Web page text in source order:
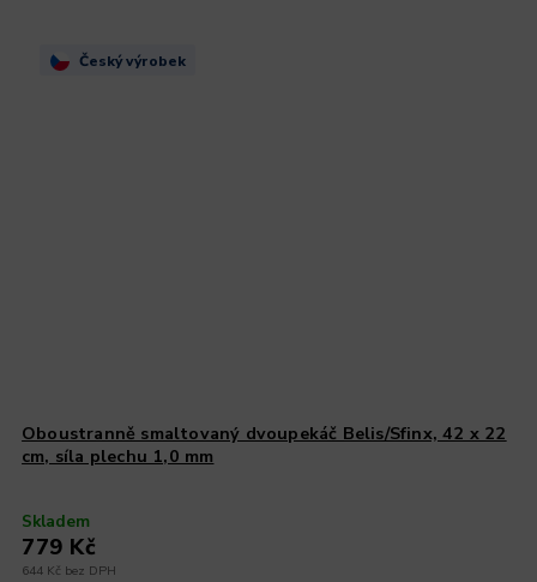
Český výrobek
Oboustranně smaltovaný dvoupekáč Belis/Sfinx, 42 x 22
cm, síla plechu 1,0 mm
Skladem
644 Kč bez DPH
779 Kč